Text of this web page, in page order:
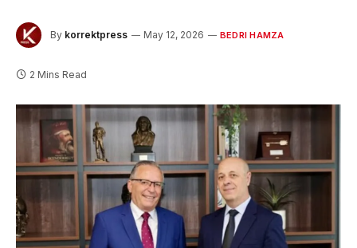
By korrektpress May 12, 2026 BEDRI HAMZA
2 Mins Read